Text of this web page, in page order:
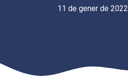
11 de gener de 2022